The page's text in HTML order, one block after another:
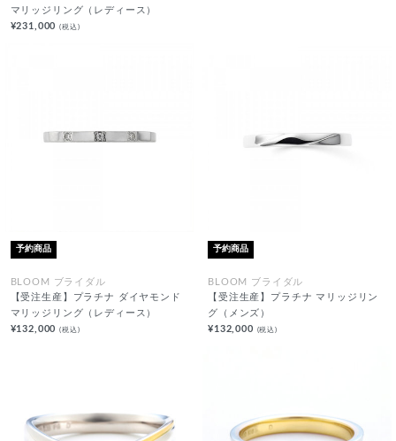
マリッジリング（レディース）
¥231,000(税込)
予約商品
BLOOM ブライダル
【受注生産】プラチナ ダイヤモンド
マリッジリング（レディース）
¥132,000(税込)
予約商品
BLOOM ブライダル
【受注生産】プラチナ マリッジリン
グ（メンズ）
¥132,000 (税込)